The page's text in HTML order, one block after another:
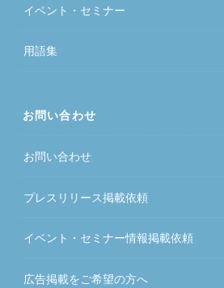
イベント・セミナー
用語集
お問い合わせ
お問い合わせ
プレスリリース掲載依頼
イベント・セミナー情報掲載依頼
広告掲載をご希望の方へ